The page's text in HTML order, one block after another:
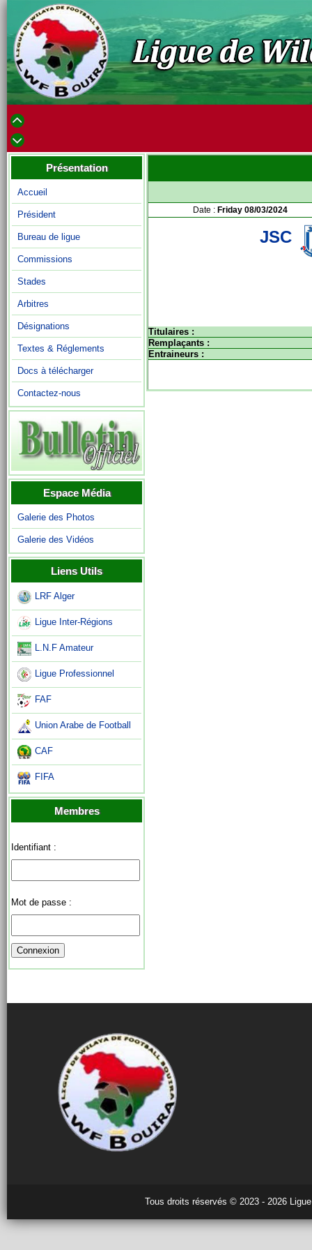
Présentation
Accueil
Président
Bureau de ligue
Commissions
Stades
Arbitres
Désignations
Textes & Réglements
Docs à télécharger
Contactez-nous
Espace Média
Galerie des Photos
Galerie des Vidéos
Liens Utils
LRF Alger
Ligue Inter-Régions
L.N.F Amateur
Ligue Professionnel
FAF
Union Arabe de Football
CAF
FIFA
Membres
Identifiant :
Mot de passe :
Date : Friday 08/03/2024
JSC
Titulaires :
Remplaçants :
Entraineurs :
Tous droits réservés © 2023 - 2026